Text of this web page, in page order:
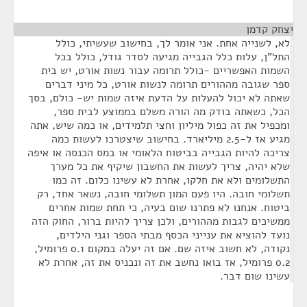
יצחק קדמן
לא, לשנייה אחת. אני אומר לך, בחישוב שעשיתי, כולל
התל"ן, עלות כלל הגבייה מגיעה לסדר גודל, כולל בכל
השמות האפשריים -כולל תרומה עבור נשות אורט, יש בית
ספר שגובה מההורים תרומה לנשות אורט, כל מיני דברים
שאתה לא יכול להעלות על הדעת איזה שמות יש- כולם, בסך
הכל, כשאתה בודק מה הורה משלם בממוצע לבית ספר,
ומכפיל את זה כפול מיליון וחצי תלמידים, או כמה שיש, אתה
מגיע אז ל-2.5 מיליארד. בחישוב שיצטרכו לעשות כמה
צריכה להיות הגבייה בביטוח הלאומי או במס הכנסה או איפה
שלא יהיה, צריך לעשות את החשבון שיקיף את כל מערך
התשלומים ולא את חלקו, אחרת לא עשינו כלום. זה כמו
תשלומי חובה. היו פעם המון תשלומי חובה, נשאר אחד, רק
ביטוח. אנחנו לא פתרנו שום בעיה, כי תחת שמות אחרים
ממשיכים לגבות מההורים, ולכן צריך להיות ברור, החוק הזה
נועד להוציא את ענייני הכסף מבתי הספר וגני הילדים,
נקודה, לא חשוב איזה שם. אם זה יעלה במקום 0.1 פרומיל,
0.2 פרומיל, אז בואו נחשב את זה ונכניס את זה, אחרת לא
עשינו שום דבר.